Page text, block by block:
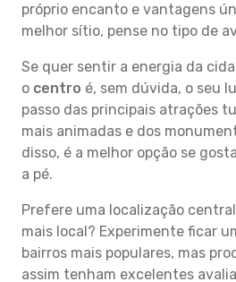
próprio encanto e vantagens
melhor sítio, pense no tipo de
Se quer sentir a energia da
o centro é, sem dúvida, o seu
passo das principais atrações
mais animadas e dos
disso, é a melhor opção se
a pé.
Prefere uma localização
mais local? Experimente ficar
bairros mais populares, mas
assim tenham excelentes